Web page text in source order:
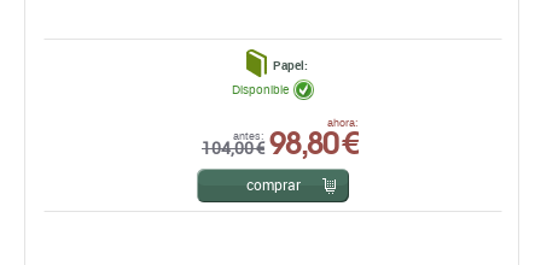
Papel:
antes:
104,00 €
ahora:
98,80 €
Disponible
comprar